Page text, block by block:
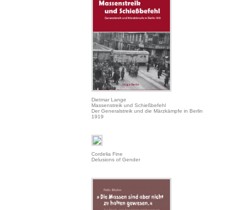
Dietmar Lange
Massenstreik und Schießbefehl
Der Generalstreik und die Märzkämpfe in Berlin
1919
Cordelia Fine
Delusions of Gender